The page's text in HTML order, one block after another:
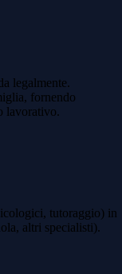
legalmente.
fornendo
lavorativo.
tutoraggio) in
altri specialisti).